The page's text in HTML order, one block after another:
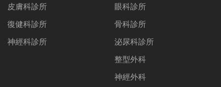
皮膚科診所
復健科診所
神經科診所
眼科診所
骨科診所
泌尿科診所
整型外科
神經外科